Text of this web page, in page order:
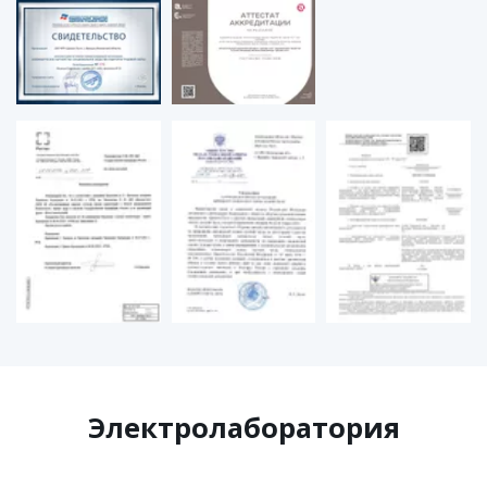
Электролаборатория